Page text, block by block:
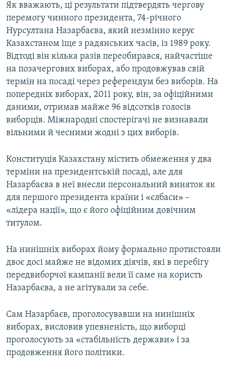
Як вважають, ці результати підтвердять чергову
перемогу чинного президента, 74-річного
Нурсултана Назарбаєва, який незмінно керує
Казахстаном іще з радянських часів, із 1989 року.
Відтоді він кілька разів переобирався, найчастіше
на позачергових виборах, або продовжував свій
термін на посаді через референдум без виборів. На
попередніх виборах, 2011 року, він, за офіційними
даними, отримав майже 96 відсотків голосів
виборців. Міжнародні спостерігачі не визнавали
вільними й чесними жодні з цих виборів.
Конституція Казахстану містить обмеження у два
терміни на президентській посаді, але для
Назарбаєва в неї внесли персональний виняток як
для першого президента країни і «єлбаси» –
«лідера нації», що є його офіційним довічним
титулом.
На нинішніх виборах йому формально протистояли
двоє досі майже не відомих діячів, які в перебігу
передвиборчої кампанії вели її саме на користь
Назарбаєва, а не агітували за себе.
Сам Назарбаєв, проголосувавши на нинішніх
виборах, висловив упевненість, що виборці
проголосують за «стабільність держави» і за
продовження його політики.